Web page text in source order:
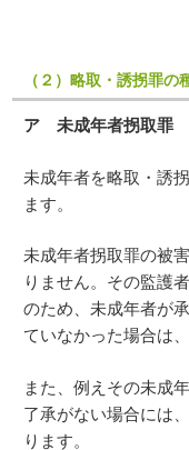
（２）略取・誘拐罪の
ア 未成年者拐取罪
未成年者を略取・誘
ます。
未成年者拐取罪の被
りません。その監護
のため、未成年者が
ていなかった場合は
また、例えその未成
了承がない場合には
ります。